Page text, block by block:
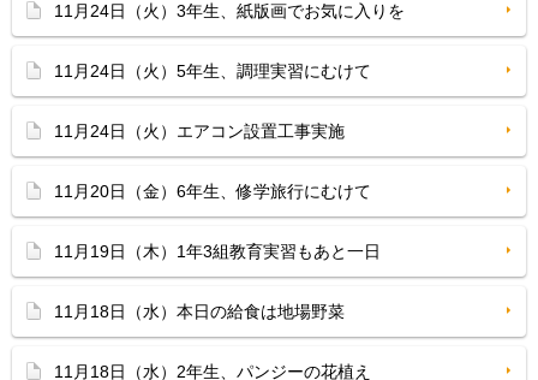
11月24日（火）3年生、紙版画でお気に入りを
11月24日（火）5年生、調理実習にむけて
11月24日（火）エアコン設置工事実施
11月20日（金）6年生、修学旅行にむけて
11月19日（木）1年3組教育実習もあと一日
11月18日（水）本日の給食は地場野菜
11月18日（水）2年生、パンジーの花植え